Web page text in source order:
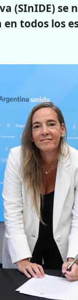
se
todos los